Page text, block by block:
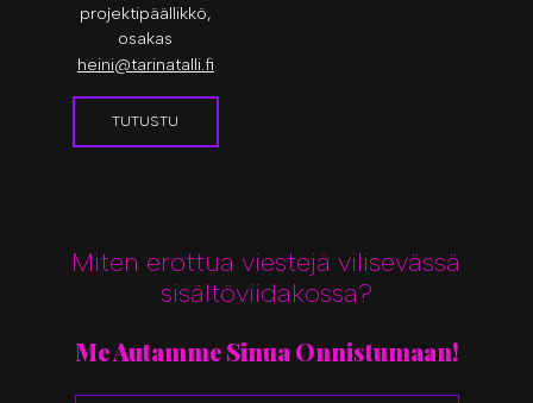
projektipäällikkö,
osakas
heini@tarinatalli.fi
TUTUSTU
Miten erottua viestejä vilisevässä
sisältöviidakossa?
Me Autamme Sinua Onnistumaan!